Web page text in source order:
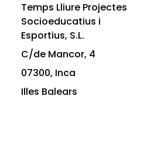
Temps Lliure Projectes
Socioeducatius i
Esportius, S.L.
C/de Mancor, 4
07300, Inca
Illes Balears